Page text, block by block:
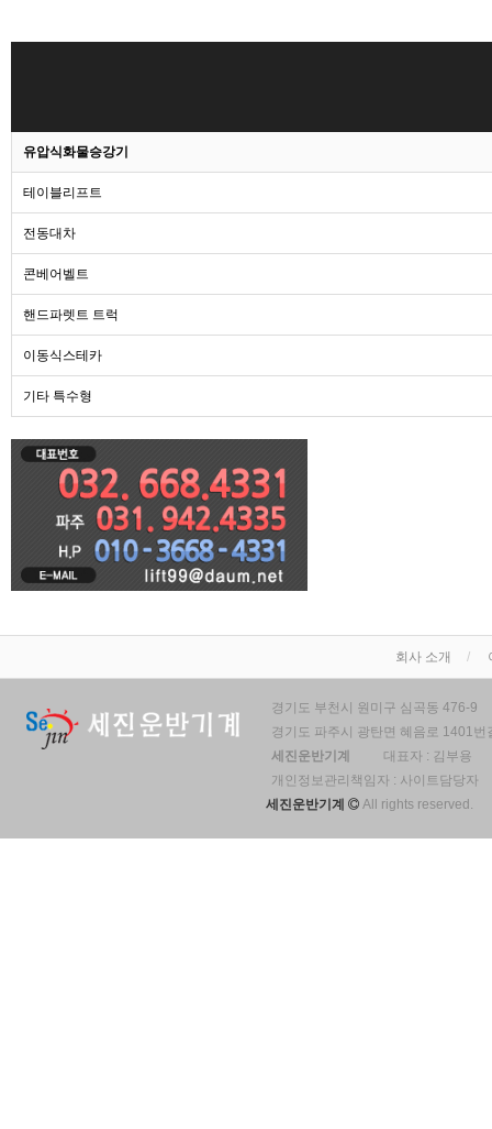
유압식화물승강기
테이블리프트
전동대차
콘베어벨트
핸드파렛트 트럭
이동식스테카
기타 특수형
회사 소개
경기도 부천시 원미구 심곡동 476-9
경기도 파주시 광탄면 혜음로 1401번
세진운반기계
대표자 : 김부용
개인정보관리책임자 : 사이트담당자
세진운반기계
All rights reserved.